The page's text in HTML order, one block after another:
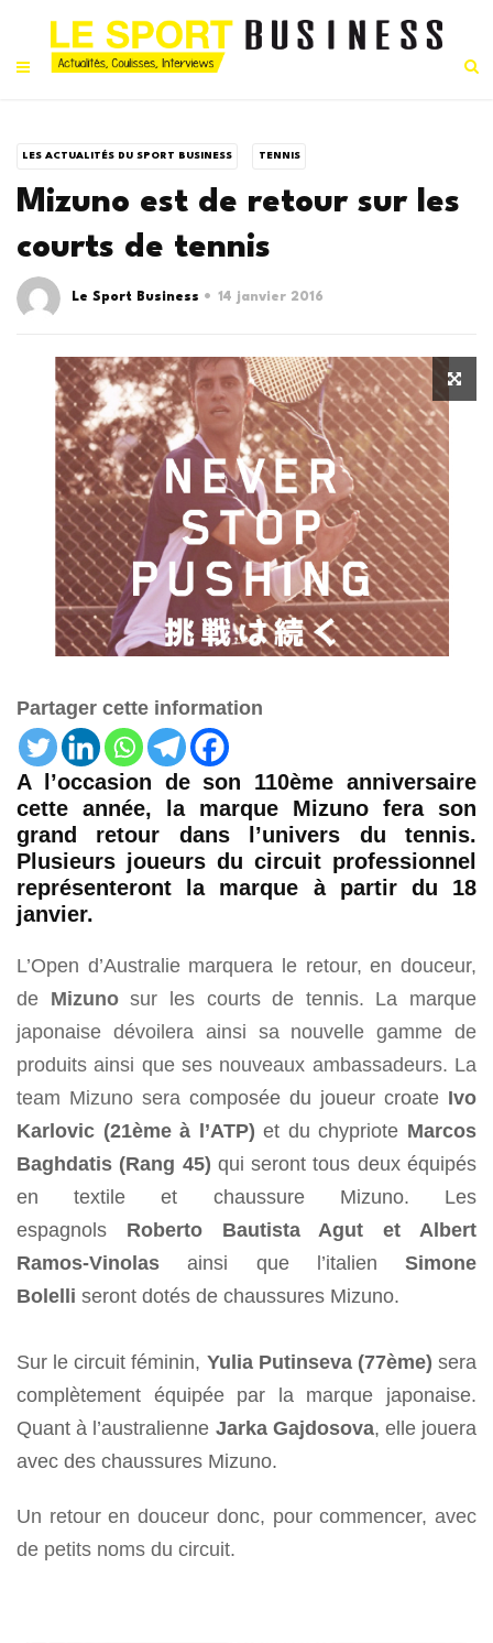
LES ACTUALITÉS DU SPORT BUSINESS TENNIS
Mizuno est de retour sur les
courts de tennis
Le Sport Business 14 janvier 2016
Partager cette information
A l’occasion de son 110ème anniversaire
cette année, la marque Mizuno fera son
grand retour dans l’univers du tennis.
Plusieurs joueurs du circuit professionnel
représenteront la marque à partir du 18
janvier.
L’Open d’Australie marquera le retour, en douceur,
de Mizunosur les courts de tennis. La marque
japonaise dévoilera ainsi sa nouvelle gamme de
produits ainsi que ses nouveaux ambassadeurs. La
team Mizuno sera composée du joueur croate Ivo
Karlovic (21ème à l’ATP) et du chypriote Marcos
Baghdatis (Rang 45) qui seront tous deux équipés
en textile et chaussure Mizuno. Les
espagnols Roberto Bautista Agut et Albert
Ramos-Vinolas ainsi que l’italien Simone
Bolelli seront dotés de chaussures Mizuno.
Sur le circuit féminin, Yulia Putinseva (77ème) sera
complètement équipée par la marque japonaise.
Quant à l’australienne Jarka Gajdosova, elle jouera
avec des chaussures Mizuno.
Un retour en douceur donc, pour commencer, avec
de petits noms du circuit.